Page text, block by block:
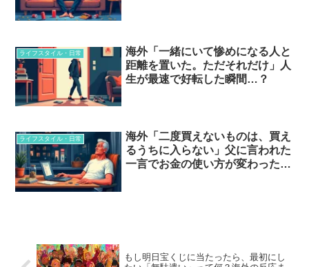
ライフスタイル・日常
海外「一緒にいて惨めになる人と
距離を置いた。ただそれだけ」人
生が最速で好転した瞬間…？
ライフスタイル・日常
海外「二度買えないものは、買え
るうちに入らない」父に言われた
一言でお金の使い方が変わった…
もし明日宝くじに当たったら、最初にし